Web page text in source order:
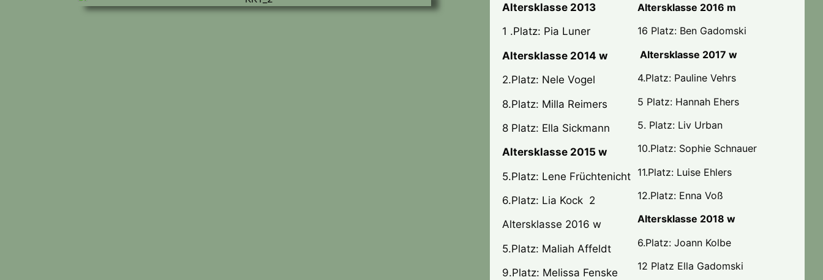
Altersklasse 2013
1 .Platz: Pia Luner
Altersklasse 2014 w
2.Platz: Nele Vogel
8.Platz: Milla Reimers
8 Platz: Ella Sickmann
Altersklasse 2015 w
5.Platz: Lene Früchtenicht
6.Platz: Lia Kock 2
Altersklasse 2016 w
5.Platz: Maliah Affeldt
9.Platz: Melissa Fenske
Altersklasse 2016 m
16 Platz: Ben Gadomski
Altersklasse 2017 w
4.Platz: Pauline Vehrs
5 Platz: Hannah Ehers
5. Platz: Liv Urban
10.Platz: Sophie Schnauer
11.Platz: Luise Ehlers
12.Platz: Enna Voß
Altersklasse 2018 w
6.Platz: Joann Kolbe
12 Platz Ella Gadomski